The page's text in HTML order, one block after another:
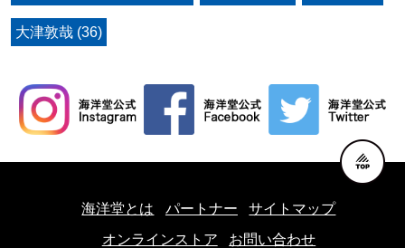
大津敦哉 (36)
海洋堂とは パートナー
サイトマップ
オンラインストア
お問い合わせ